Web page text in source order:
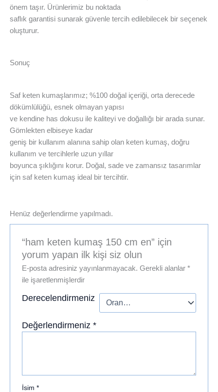
önem taşır. Ürünlerimiz bu noktada
saflık garantisi sunarak güvenle tercih edilebilecek bir seçenek
oluşturur.
Sonuç
Saf keten kumaşlarımız; %100 doğal içeriği, orta derecede
dökümlülüğü, esnek olmayan yapısı
ve kendine has dokusu ile kaliteyi ve doğallığı bir arada sunar.
Gömlekten elbiseye kadar
geniş bir kullanım alanına sahip olan keten kumaş, doğru
kullanım ve tercihlerle uzun yıllar
boyunca şıklığını korur. Doğal, sade ve zamansız tasarımlar
için saf keten kumaş ideal bir tercihtir.
Henüz değerlendirme yapılmadı.
“ham keten kumaş 150 cm en” için
yorum yapan ilk kişi siz olun
E-posta adresiniz yayınlanmayacak. Gerekli alanlar*
ile işaretlenmişlerdir
Derecelendirmeniz
Değerlendirmeniz*
İsim*